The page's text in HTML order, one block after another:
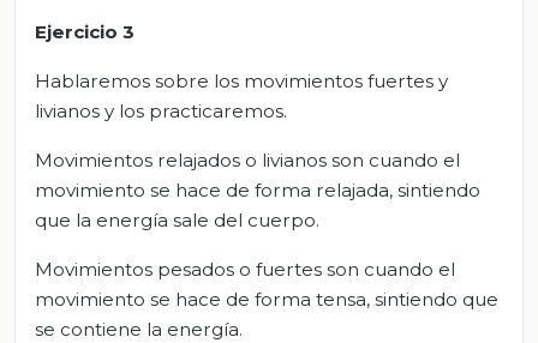
Ejercicio 3
Hablaremos sobre los movimientos fuertes y
livianos y los practicaremos.
Movimientos relajados o livianos son cuando el
movimiento se hace de forma relajada, sintiendo
que la energía sale del cuerpo.
Movimientos pesados o fuertes son cuando el
movimiento se hace de forma tensa, sintiendo que
se contiene la energía.